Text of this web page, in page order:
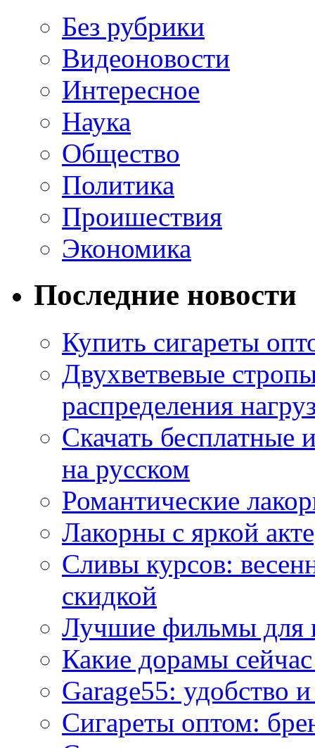
Без рубрики
Видеоновости
Интересное
Наука
Общество
Политика
Проишествия
Экономика
Последние новости
Купить сигареты
Двухветвевые
распределения
Скачать
на русском
Романтические
Лакорны с яркой
Сливы курсов:
скидкой
Лучшие фильмы для
Какие дорамы
Garage55: удобство
Сигареты оптом: